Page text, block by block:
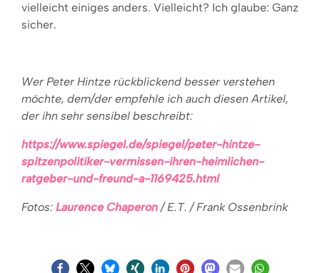
vielleicht einiges anders. Vielleicht? Ich glaube: Ganz
sicher.
Wer Peter Hintze rückblickend besser verstehen
möchte, dem/der empfehle ich auch diesen Artikel,
der ihn sehr sensibel beschreibt:
https://www.spiegel.de/spiegel/peter-hintze-
spitzenpolitiker-vermissen-ihren-heimlichen-
ratgeber-und-freund-a-1169425.html
Fotos: Laurence Chaperon/ E.T. / Frank Ossenbrink